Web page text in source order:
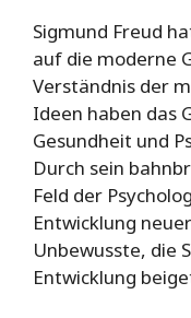
Sigmund Freud
auf die moderne
Verständnis der
Ideen haben das
Gesundheit und
Durch sein
Feld der
Entwicklung
Unbewusste, die
Entwicklung